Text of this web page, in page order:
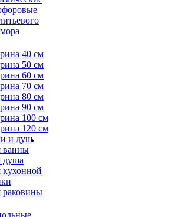
40 см
50 см
60 см
70 см
80 см
90 см
100 см
120 см
и душ
ванны
душа
кухонной
раковины